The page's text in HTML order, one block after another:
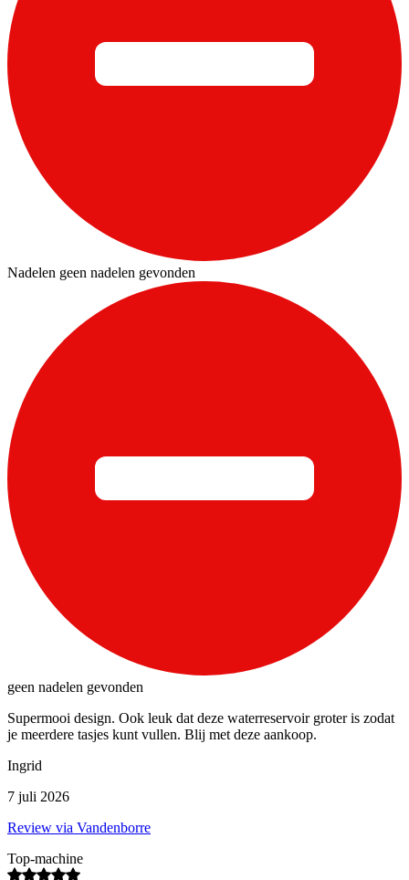
Nadelen geen nadelen gevonden
geen nadelen gevonden
Supermooi design. Ook leuk dat deze waterreservoir groter is zodat
je meerdere tasjes kunt vullen. Blij met deze aankoop.
Ingrid
7 juli 2026
Review via Vandenborre
Top-machine